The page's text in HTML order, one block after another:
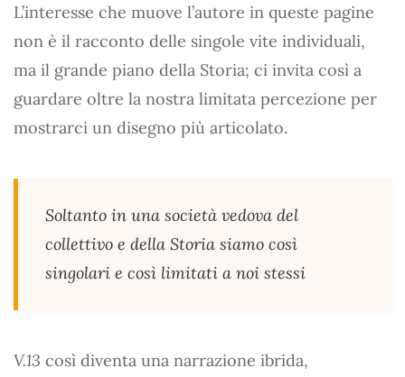
L’interesse che muove l’autore in queste pagine
non è il racconto delle singole vite individuali,
ma il grande piano della Storia; ci invita così a
guardare oltre la nostra limitata percezione per
mostrarci un disegno più articolato.
Soltanto in una società vedova del
collettivo e della Storia siamo così
singolari e così limitati a noi stessi
V.13 così diventa una narrazione ibrida,